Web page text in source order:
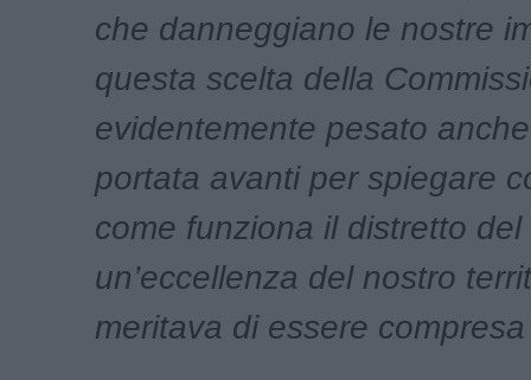
che danneggiano le nostre
questa scelta della
evidentemente pesato anche
portata avanti per spiegare
come funziona il distretto del
un’eccellenza del nostro
meritava di essere